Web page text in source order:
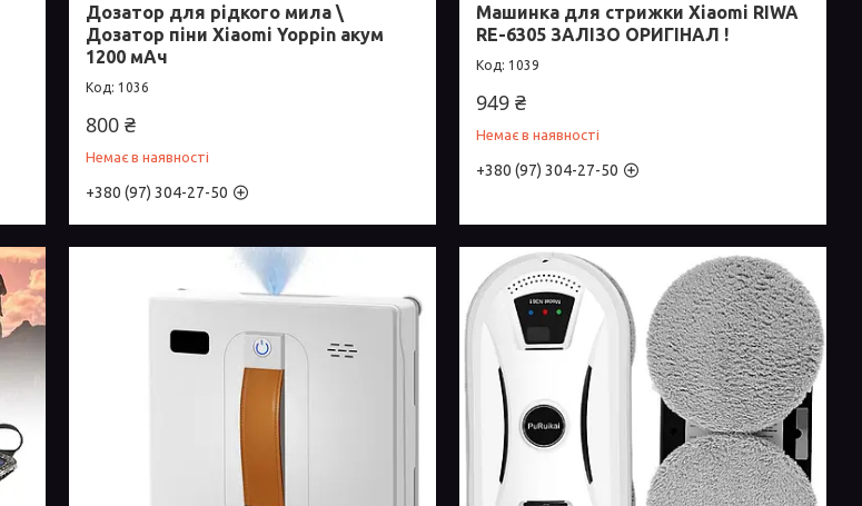
Дозатор для рідкого мила \
Дозатор піни Xiaomi Yoppin акум
1200 мАч
1036
800 ₴
Немає в наявності
+380 (97) 304-27-50
Машинка для стрижки Xiaomi RIWA
RE-6305 ЗАЛІЗО ОРИГІНАЛ !
1039
949 ₴
Немає в наявності
+380 (97) 304-27-50